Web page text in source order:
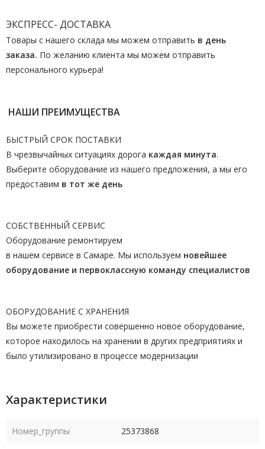
ЭКСПРЕСС- ДОСТАВКА
Товары с нашего склада мы можем отправить в день
заказа. По желанию клиента мы можем отправить
персонального курьера!
НАШИ ПРЕИМУЩЕСТВА
БЫСТРЫЙ СРОК ПОСТАВКИ
В чрезвычайных ситуациях дорога каждая минута.
Выберите оборудование из нашего предложения, а мы его
предоставим в тот же день
СОБСТВЕННЫЙ СЕРВИС
Оборудование ремонтируем
в нашем сервисе в Самаре. Мы используем новейшее
оборудование и первоклассную команду специалистов
ОБОРУДОВАНИЕ С ХРАНЕНИЯ
Вы можете приобрести совершенно новое оборудование,
которое находилось на хранении в других предприятиях и
было утилизировано в процессе модернизации
Характеристики
Номер_группы 25373868